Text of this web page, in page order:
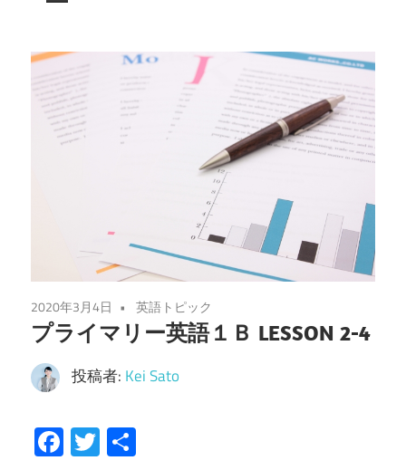
2020年3月4日 英語トピック
プライマリー英語１Ｂ LESSON 2-4
投稿者: Kei Sato
Facebook
Twitter